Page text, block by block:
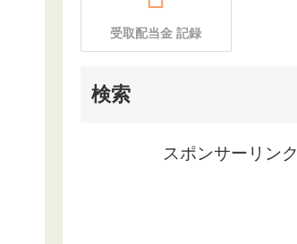
受取配当金 記録
検索
スポンサーリンク